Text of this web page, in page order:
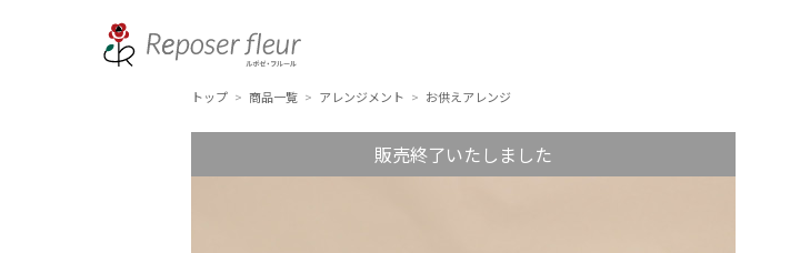
トップ > 商品一覧 > アレンジメント > お供えアレンジ
販売終了いたしました